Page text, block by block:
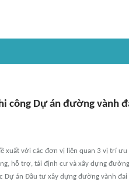
công Dự án đường vành
xuất với các đơn vị liên quan 3 vị trí ưu
hỗ trợ, tái định cư và xây dựng
án Đầu tư xây dựng đường vành đai